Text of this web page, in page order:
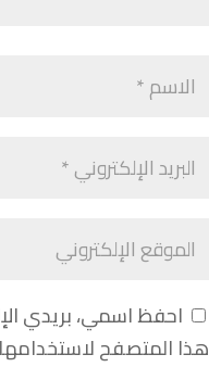
احفظ اسمي، بريدي
هذا المتصفح